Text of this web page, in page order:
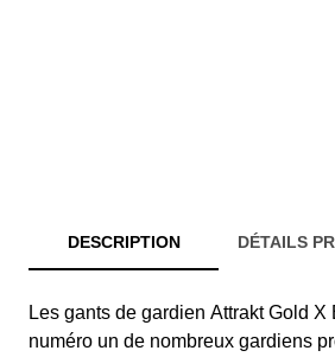
DESCRIPTION DÉTAILS
Les gants de gardien Attrakt Gold X
numéro un de nombreux gardiens